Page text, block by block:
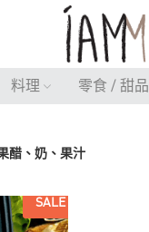
料理 零食 / 甜品
醋、奶、果汁
SALE